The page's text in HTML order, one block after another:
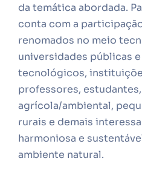
da temática abordada.
conta com a
renomados no meio
universidades públicas
tecnológicos,
professores,
agrícola/ambiental,
rurais e demais
harmoniosa e
ambiente natural.